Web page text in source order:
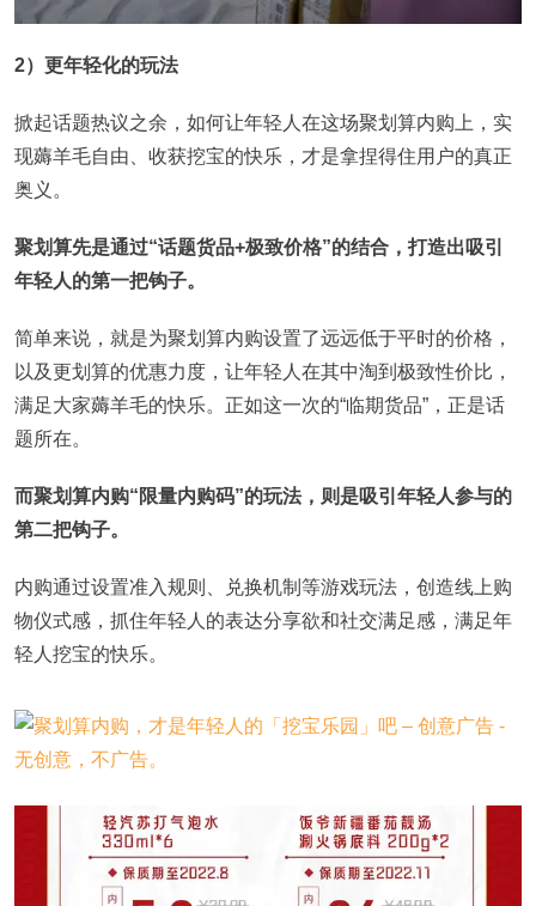
2）更年轻化的玩法
掀起话题热议之余，如何让年轻人在这场聚划算内购上，实
现薅羊毛自由、收获挖宝的快乐，才是拿捏得住用户的真正
奥义。
聚划算先是通过“话题货品+极致价格”的结合，打造出吸引
年轻人的第一把钩子。
简单来说，就是为聚划算内购设置了远远低于平时的价格，
以及更划算的优惠力度，让年轻人在其中淘到极致性价比，
满足大家薅羊毛的快乐。正如这一次的“临期货品”，正是话
题所在。
而聚划算内购“限量内购码”的玩法，则是吸引年轻人参与的
第二把钩子。
内购通过设置准入规则、兑换机制等游戏玩法，创造线上购
物仪式感，抓住年轻人的表达分享欲和社交满足感，满足年
轻人挖宝的快乐。